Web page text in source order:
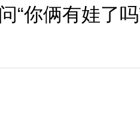
“你俩有娃了